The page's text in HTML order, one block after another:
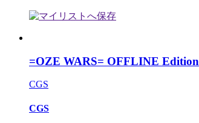
=OZE WARS= OFFLINE Edition
CGS
CGS